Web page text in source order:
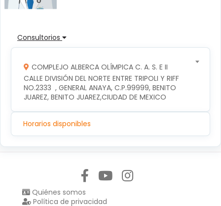
Consultorios
COMPLEJO ALBERCA OLÍMPICA C. A. S. E II
CALLE DIVISIÓN DEL NORTE ENTRE TRIPOLI Y RIFF
NO.2333  , GENERAL ANAYA, C.P.99999, BENITO
JUAREZ, BENITO JUAREZ,CIUDAD DE MEXICO
Horarios disponibles
Quiénes somos
Política de privacidad